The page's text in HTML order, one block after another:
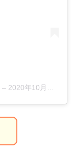
– 2020年10月月12日午前8時48分PDT